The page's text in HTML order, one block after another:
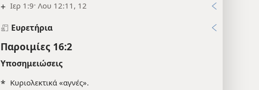
+ Ιερ 1:9· Λου 12:11, 12
Ευρετήρια
Παροιμίες 16:2
Υποσημειώσεις
* Κυριολεκτικά «αγνές».